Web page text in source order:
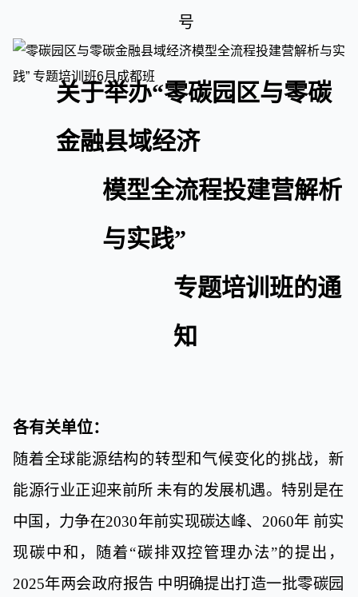
号
关于举办“零碳园区与零碳
金融县域经济
模型全流程投建营解析
与实践”
专题培训班的通
知
各有关单位：
随着全球能源结构的转型和气候变化的挑战，新
能源行业正迎来前所 未有的发展机遇。特别是在
中国，力争在2030年前实现碳达峰、 2060年 前实
现碳中和，随着“碳排双控管理办法”的提出，
2025年两会政府报告 中明确提出打造一批零碳园